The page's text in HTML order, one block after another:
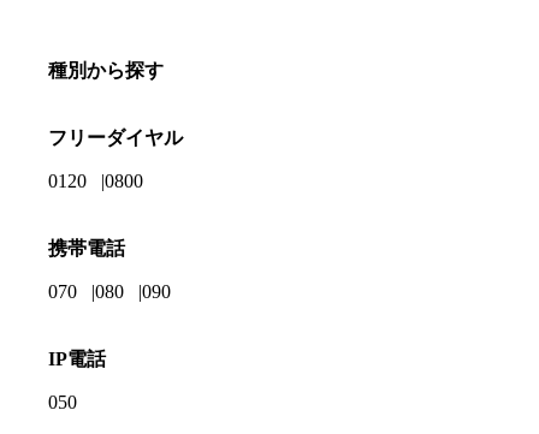
種別から探す
フリーダイヤル
0120 0800
携帯電話
070 080 090
IP電話
050